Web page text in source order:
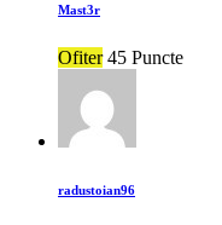
Mast3r
Ofiter 45 Puncte
radustoian96